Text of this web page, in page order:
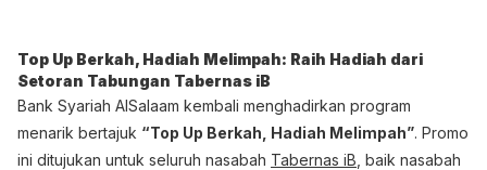
Top Up Berkah, Hadiah Melimpah: Raih Hadiah dari
Setoran Tabungan Tabernas iB
Bank Syariah AlSalaam kembali menghadirkan program
menarik bertajuk “Top Up Berkah, Hadiah Melimpah”. Promo
ini ditujukan untuk seluruh nasabah Tabernas iB , baik nasabah